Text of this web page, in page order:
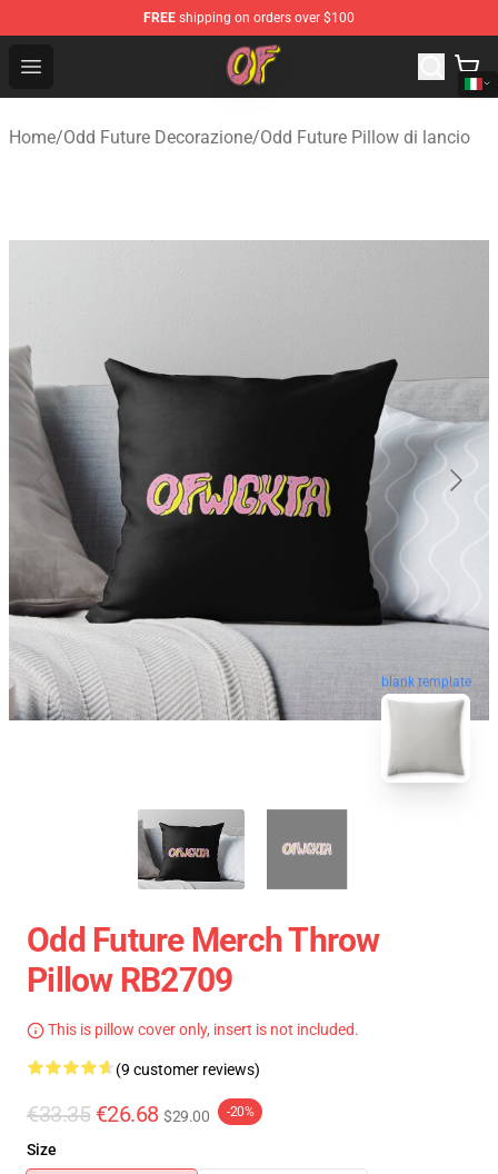
FREE shipping on orders over $100
Open menu
Odd Future Shop - Official Odd Future Merchandise Store
Home/Odd Future Decorazione/Odd Future Pillow di lancio
blank template
Odd Future Merch Throw
Pillow RB2709
This is pillow cover only, insert is not included.
(9 customer reviews)
€33.35 €26.68 $29.00 -20%
Size